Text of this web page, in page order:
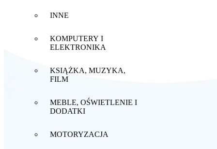
INNE
KOMPUTERY I
ELEKTRONIKA
KSIĄŻKA, MUZYKA,
FILM
MEBLE, OŚWIETLENIE I
DODATKI
MOTORYZACJA